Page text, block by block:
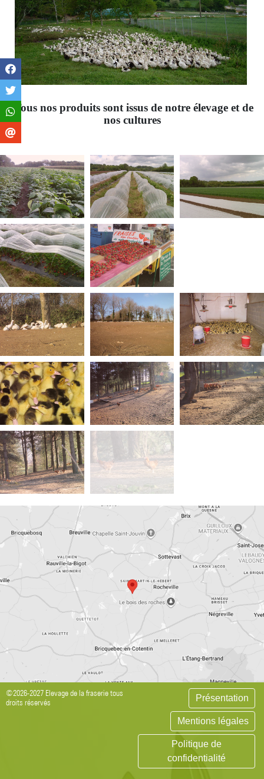
Tous nos produits sont issus de notre élevage et de
nos cultures
©2026-2027 Elevage de la fraserie tous
droits réservés
Présentation
Mentions légales
Politique de
confidentialité